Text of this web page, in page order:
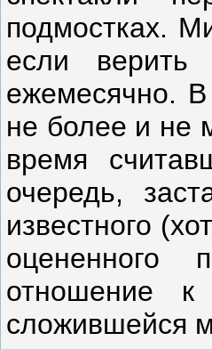
подмостках.
если
ежемесячно.
не более и не
время
очередь,
известного
оцененного
отношение
сложившейся